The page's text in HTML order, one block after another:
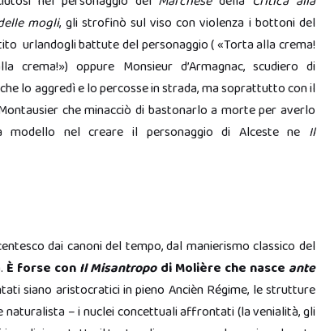
mogli, gli strofinò sul viso con violenza i bottoni del
urlandogli battute del personaggio ( «Torta alla crema!
crema!») oppure Monsieur d’Armagnac, scudiero di
lo aggredì e lo percosse in strada, ma soprattutto con il
che minacciò di bastonarlo a morte per averlo
modello nel creare il personaggio di Alceste ne Il
dai canoni del tempo, dal manierismo classico del
È forse con Il Misantropo di Molière che nasce ante
siano aristocratici in pieno Ancièn Régime, le strutture
naturalista – i nuclei concettuali affrontati (la venialità, gli